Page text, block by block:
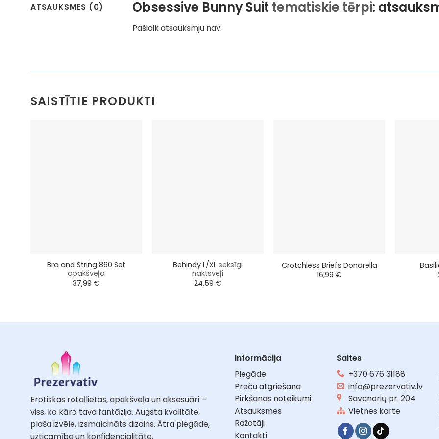
ATSAUKSMES (0) Obsessive Bunny Suit tematiskie tērpi:
Pašlaik atsauksmju nav.
SAISTĪTIE PRODUKTI
Bra and String 860 Set
apakšveļa
37,99 €
Behindy L/XL seksīgi
naktsveļi
24,59 €
Crotchless Briefs Donarella
16,99 €
Erotiskas rotaļlietas, apakšveļa un aksesuāri –
viss, ko kāro tava fantāzija. Augsta kvalitāte,
plaša izvēle, izsmalcināts dizains. Ātra piegāde,
uzticamība un konfidencialitāte.
Informācija
Piegāde
Preču atgriešana
Pirkšanas noteikumi
Atsauksmes
Ražotāji
Kontakti
Saites
+370 676 31188
info@prezervativ.lv
Savanorių pr. 204
Vietnes karte